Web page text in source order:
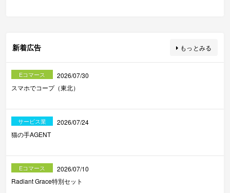
新着広告 もっとみる
Eコマース
2026/07/30
スマホでコープ（東北）
サービス業
2026/07/24
猫の手AGENT
Eコマース
2026/07/10
Radiant Grace特別セット